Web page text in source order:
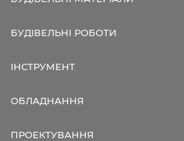
БУДІВЕЛЬНІ РОБОТИ
ІНСТРУМЕНТ
ОБЛАДНАННЯ
ПРОЕКТУВАННЯ